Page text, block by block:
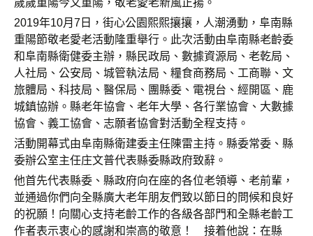
歲歲重陽今又重陽，敬老愛老新風正揚。
2019年10月7日，街心公園熙熙攘攘，人潮湧動，阜南縣
重陽節敬老愛老活動隆重舉行。此次活動由阜南縣老齡委
和阜南縣衛健委主辦，縣民政局、數據資源局、老乾局、
人社局、公安局、城管執法局、糧食商務局、工商聯、文
旅體局、科技局、醫保局、團縣委、電視台、經開區、鹿
城鎮協辦。縣老年協會、老年大學、各行業協會、大數據
協會、義工協會、志願者協會對活動全程支持。
活動開幕式由阜南縣衛建委主任陳雷主持。縣委常委、縣
委辦公室主任庄文普代表縣委縣政府致辭。
他首先代表縣委、縣政府向在座的各位老領導、老前輩，
並通過你們向全縣廣大老年朋友們致以節日的問候和良好
的祝願！向關心支持老齡工作的各級各部門和全縣老齡工
作者表示衷心的感謝和崇高的敬意！ 接着他說：在縣